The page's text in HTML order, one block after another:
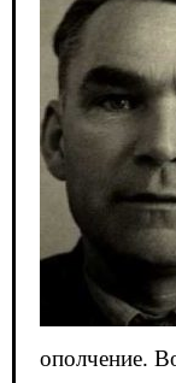
ополчение.